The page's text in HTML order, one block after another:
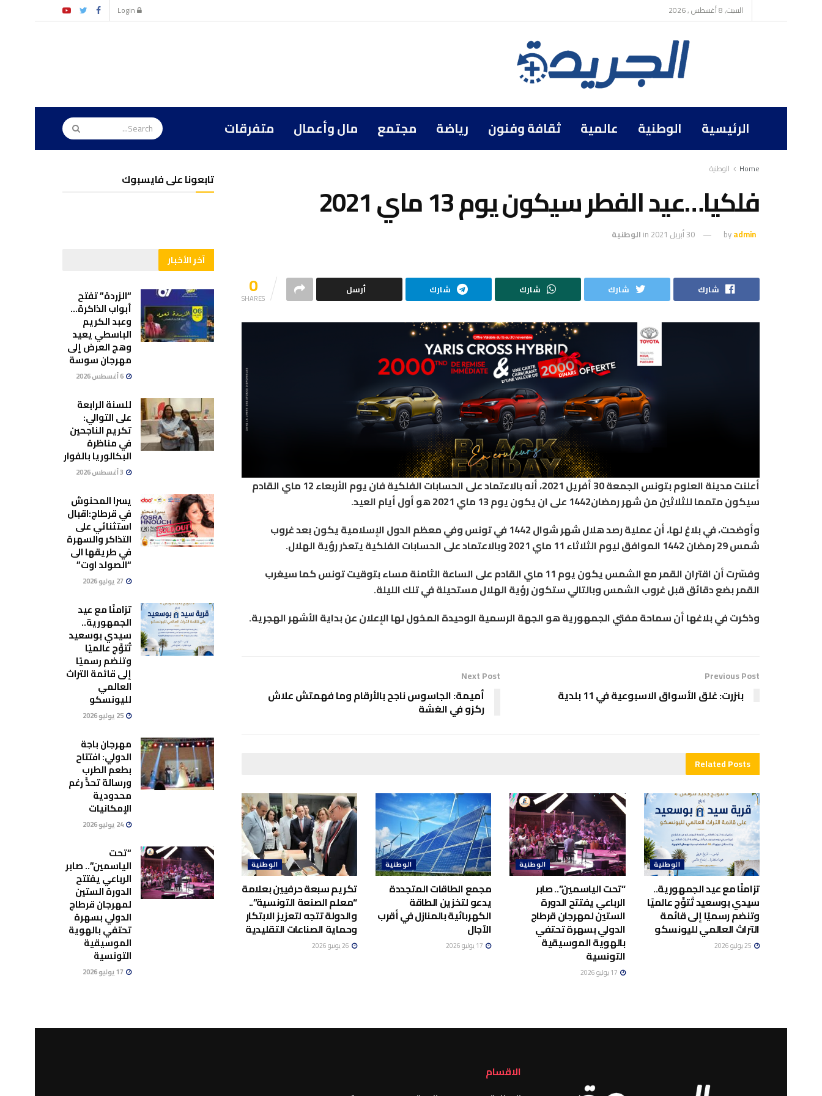
السبت, 8 أغسطس , 2026
الرئيسية الوطنية عالمية ثقافة وفنون رياضة مجتمع مال وأعمال متفرقات
Home الوطنية
فلكيا…عيد الفطر سيكون يوم 13 ماي 2021
byadmin 30 أبريل 2021 in الوطنية
0
SHARES
شارك شارك شارك شارك أرسل
أعلنت مدينة العلوم بتونس الجمعة 30 أفريل 2021، أنه بالاعتماد على الحسابات الفلكية فان يوم الأربعاء 12 ماي القادم
سيكون متمما للثلاثين من شهر رمضان1442 على ان يكون يوم 13 ماي 2021 هو أول أيام العيد.
وأوضحت، في بلاغ لها، أن عملية رصد هلال شهر شوال 1442 في تونس وفي معظم الدول الإسلامية يكون بعد غروب
شمس 29 رمضان 1442 الموافق ليوم الثلاثاء 11 ماي 2021 وبالاعتماد على الحسابات الفلكية يتعذر رؤية الهلال.
وفسّرت أن اقتران القمر مع الشمس يكون يوم 11 ماي القادم على الساعة الثامنة مساء بتوقيت تونس كما سيغرب
القمر بضع دقائق قبل غروب الشمس وبالتالي ستكون رؤية الهلال مستحيلة في تلك الليلة.
وذكرت في بلاغها أن سماحة مفتي الجمهورية هو الجهة الرسمية الوحيدة المخول لها الإعلان عن بداية الأشهر الهجرية.
Previous Post
بنزرت: غلق الأسواق الاسبوعية في 11 بلدية
Next Post
أميمة: الجاسوس ناجح بالأرقام وما فهمتش علاش
ركزو في الغشة
RelatedPosts
الوطنية
تزامنًا مع عيد الجمهورية..
سيدي بوسعيد تُتوَّج عالميًا
وتنضم رسميًا إلى قائمة
التراث العالمي لليونسكو
الوطنية
“تحت الياسمين”.. صابر
الرباعي يفتتح الدورة
الستين لمهرجان قرطاج
الدولي بسهرة تحتفي
بالهوية الموسيقية
التونسية
الوطنية
مجمع الطاقات المتجددة
يدعو لتخزين الطاقة
الكهربائية بالمنازل في أقرب
الآجال
الوطنية
تكريم سبعة حرفيين بعلامة
“معلم الصنعة التونسية”..
والدولة تتجه لتعزيز الابتكار
وحماية الصناعات التقليدية
تابعونا على فايسبوك
آخر الأخبار
“الزردة” تفتح
أبواب الذاكرة…
وعبد الكريم
الباسطي يعيد
وهج العرض إلى
مهرجان سوسة
6 أغسطس 2026
للسنة الرابعة
على التوالي:
تكريم الناجحين
في مناظرة
البكالوريا بالفوار
يسرا المحنوش
في قرطاج:اقبال
استثنائي على
التذاكر والسهرة
في طريقها الى
“الصولد اوت”
تزامنًا مع عيد
الجمهورية..
سيدي بوسعيد
تُتوَّج عالميًا
وتنضم رسميًا
إلى قائمة التراث
العالمي
لليونسكو
25 يوليو 2026
مهرجان باجة
الدولي: افتتاح
بطعم الطرب
ورسالة تحدٍّ رغم
محدودية
الإمكانيات
24 يوليو 2026
“تحت
الياسمين”.. صابر
الرباعي يفتتح
الدورة الستين
لمهرجان قرطاج
الدولي بسهرة
تحتفي بالهوية
الموسيقية
التونسية
الاقسام